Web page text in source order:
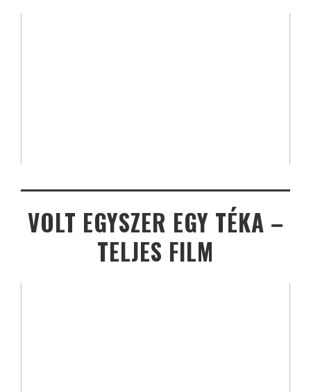
VOLT EGYSZER EGY TÉKA –
TELJES FILM